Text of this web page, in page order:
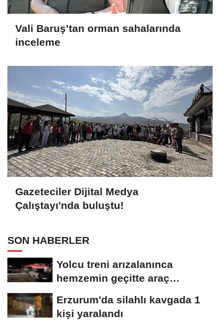
Vali Baruş’tan orman sahalarında
inceleme
Gazeteciler Dijital Medya
Çalıştayı'nda buluştu!
SON HABERLER
Yolcu treni arızalanınca
hemzemin geçitte araç
Erzurum'da silahlı kavgada 1
kişi yaralandı